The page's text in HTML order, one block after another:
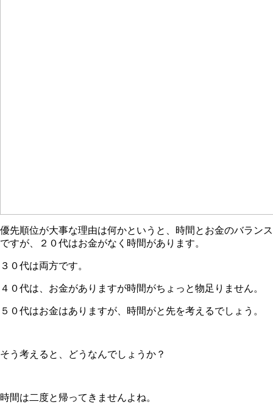
優先順位が大事な理由は何かというと、時間とお金のバランス
ですが、２０代はお金がなく時間があります。
３０代は両方です。
４０代は、お金がありますが時間がちょっと物足りません。
５０代はお金はありますが、時間がと先を考えるでしょう。
そう考えると、どうなんでしょうか？
時間は二度と帰ってきませんよね。